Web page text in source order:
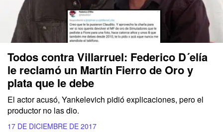
Todos contra Villarruel: Federico D´elía
le reclamó un Martín Fierro de Oro y
plata que le debe
El actor acusó, Yankelevich pidió explicaciones, pero el
productor no las dio.
17 DE DICIEMBRE DE 2017